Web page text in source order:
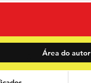
Área do autor